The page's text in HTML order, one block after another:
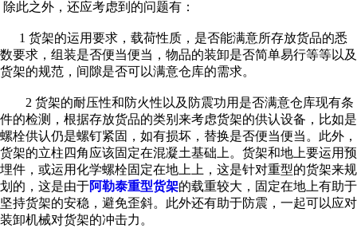
除此之外，还应考虑到的问题有：
1 货架的运用要求，载荷性质，是否能满意所存放货品的悉
数要求，组装是否便当便当，物品的装卸是否简单易行等等以及
货架的规范，间隙是否可以满意仓库的需求。
2 货架的耐压性和防火性以及防震功用是否满意仓库现有条
件的检测，根据存放货品的类别来考虑货架的供认设备，比如是
螺栓供认仍是螺钉紧固，如有损坏，替换是否便当便当。此外，
货架的立柱四角应该固定在混凝土基础上。货架和地上要运用预
埋件，或运用化学螺栓固定在地上上，这是针对重型的货架来规
划的，这是由于阿勒泰重型货架的载重较大，固定在地上有助于
坚持货架的安稳，避免歪斜。此外还有助于防震，一起可以应对
装卸机械对货架的冲击力。